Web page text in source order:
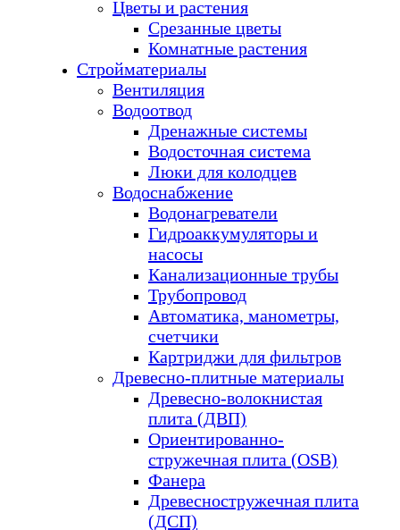
Цветы и растения
Срезанные цветы
Комнатные растения
Стройматериалы
Вентиляция
Водоотвод
Дренажные системы
Водосточная система
Люки для колодцев
Водоснабжение
Водонагреватели
Гидроаккумуляторы и
насосы
Канализационные трубы
Трубопровод
Автоматика, манометры,
счетчики
Картриджи для фильтров
Древесно-плитные материалы
Древесно-волокнистая
плита (ДВП)
Ориентированно-
стружечная плита (OSB)
Фанера
Древесностружечная плита
(ДСП)